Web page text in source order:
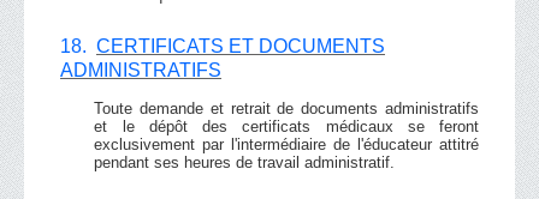
18. CERTIFICATS ET DOCUMENTS
ADMINISTRATIFS
Toute demande et retrait de documents administratifs
et le dépôt des certificats médicaux se feront
exclusivement par l'intermédiaire de l'éducateur attitré
pendant ses heures de travail administratif.